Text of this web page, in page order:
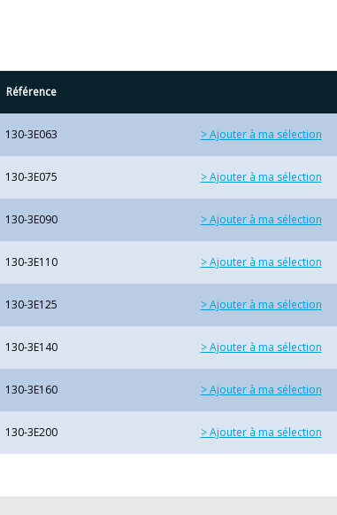
Référence
130-3E063 > Ajouter à ma sélection
130-3E075 > Ajouter à ma sélection
130-3E090 > Ajouter à ma sélection
130-3E110 > Ajouter à ma sélection
130-3E125 > Ajouter à ma sélection
130-3E140 > Ajouter à ma sélection
130-3E160 > Ajouter à ma sélection
130-3E200 > Ajouter à ma sélection